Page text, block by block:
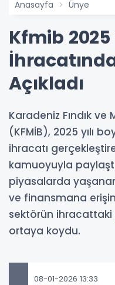
Anasayfa Ünye
Kfmib 2025
Açıkladı
Karadeniz Fındık ve
(KFMİB), 2025 yılı
ihracatı
kamuoyuyla
piyasalarda
ve finansmana
sektörün
ortaya koydu.
08-01-2026 13:33